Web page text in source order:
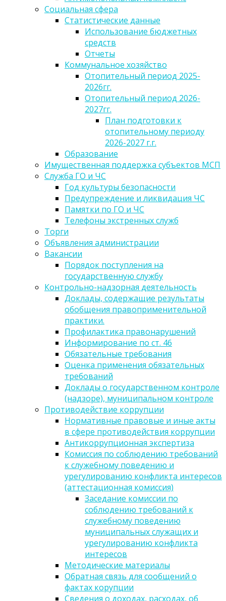
Социальная сфера
Статистические данные
Использование бюджетных
средств
Отчеты
Коммунальное хозяйство
Отопительный период 2025-
2026гг.
Отопительный период 2026-
2027гг.
План подготовки к
отопительному периоду
2026-2027 г.г.
Образование
Имущественная поддержка субъектов МСП
Служба ГО и ЧС
Год культуры безопасности
Предупреждение и ликвидация ЧС
Памятки по ГО и ЧС
Телефоны экстренных служб
Торги
Объявления администрации
Вакансии
Порядок поступления на
государственную службу
Контрольно-надзорная деятельность
Доклады, содержащие результаты
обобщения правоприменительной
практики.
Профилактика правонарушений
Информирование по ст. 46
Обязательные требования
Оценка применения обязательных
требований
Доклады о государственном контроле
(надзоре), муниципальном контроле
Противодействие коррупции
Нормативные правовые и иные акты
в сфере противодействия коррупции
Антикоррупционная экспертиза
Комиссия по соблюдению требований
к служебному поведению и
урегулированию конфликта интересов
(аттестационная комиссия)
Заседание комиссии по
соблюдению требований к
служебному поведению
муниципальных служащих и
урегулированию конфликта
интересов
Методические материалы
Обратная связь для сообщений о
фактах корупции
Сведения о доходах, расходах, об